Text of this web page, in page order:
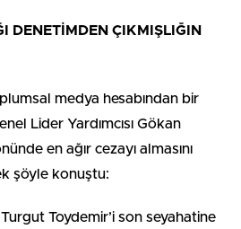
DENETİMDEN ÇIKMIŞLIĞIN
medya hesabından bir
Lider Yardımcısı Gökan
en ağır cezayı almasını
şöyle konuştu:
Toydemir’i son seyahatine